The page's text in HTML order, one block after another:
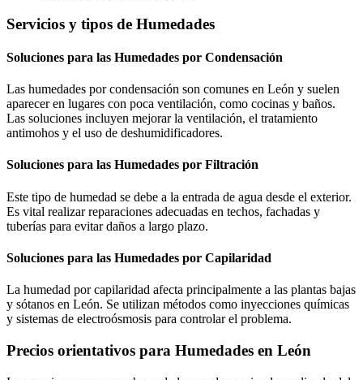
Servicios y tipos de Humedades
Soluciones para las Humedades por Condensación
Las humedades por condensación son comunes en León y suelen
aparecer en lugares con poca ventilación, como cocinas y baños.
Las soluciones incluyen mejorar la ventilación, el tratamiento
antimohos y el uso de deshumidificadores.
Soluciones para las Humedades por Filtración
Este tipo de humedad se debe a la entrada de agua desde el exterior.
Es vital realizar reparaciones adecuadas en techos, fachadas y
tuberías para evitar daños a largo plazo.
Soluciones para las Humedades por Capilaridad
La humedad por capilaridad afecta principalmente a las plantas bajas
y sótanos en León. Se utilizan métodos como inyecciones químicas
y sistemas de electroósmosis para controlar el problema.
Precios orientativos para Humedades en León